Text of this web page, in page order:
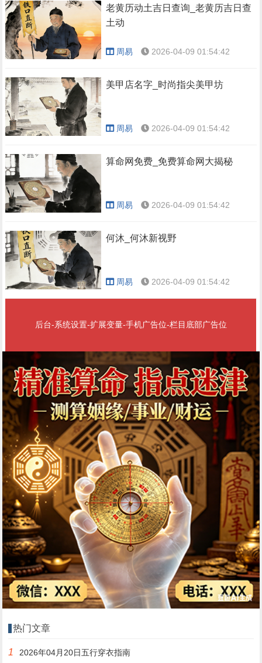
老黄历动土吉日查询_老黄历吉日查
土动
周易 2026-04-09 01:54:42
美甲店名字_时尚指尖美甲坊
周易 2026-04-09 01:54:42
算命网免费_免费算命网大揭秘
周易 2026-04-09 01:54:42
何沐_何沐新视野
周易 2026-04-09 01:54:42
后台-系统设置-扩展变量-手机广告位-栏目底部广告位
热门文章
1 2026年04月20日五行穿衣指南